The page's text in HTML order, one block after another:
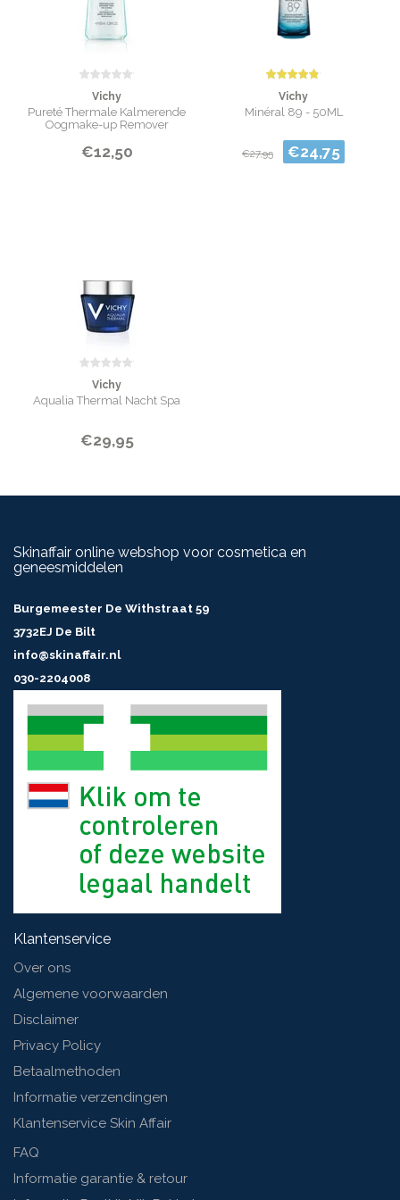
Vichy
Pureté Thermale Kalmerende
Oogmake-up Remover
€12,50
Vichy
Minéral 89 - 50ML
€27,95 €24,75
Vichy
Aqualia Thermal Nacht Spa
€29,95
Skinaffair online webshop voor cosmetica en
geneesmiddelen
Burgemeester De Withstraat 59
3732EJ De Bilt
info@skinaffair.nl
030-2204008
Klantenservice
Over ons
Algemene voorwaarden
Disclaimer
Privacy Policy
Betaalmethoden
Informatie verzendingen
Klantenservice Skin Affair
FAQ
Informatie garantie & retour